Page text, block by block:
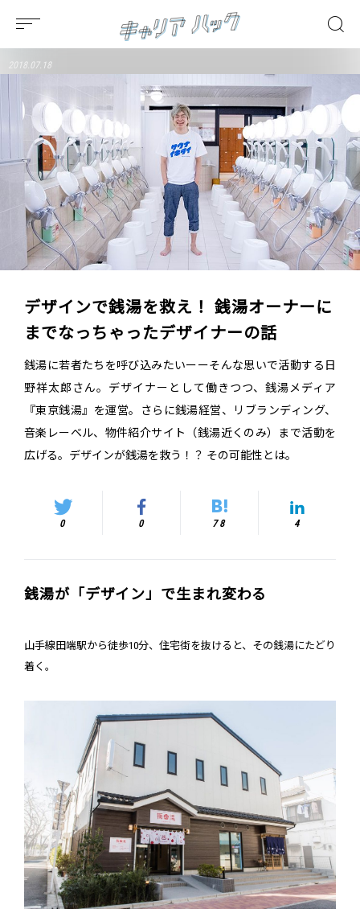
2018.07.18
デザインで銭湯を救え！ 銭湯オーナーに
までなっちゃったデザイナーの話
銭湯に若者たちを呼び込みたいーーそんな思いで活動する日
野祥太郎さん。デザイナーとして働きつつ、銭湯メディア
『東京銭湯』を運営。さらに銭湯経営、リブランディング、
音楽レーベル、物件紹介サイト（銭湯近くのみ）まで活動を
広げる。デザインが銭湯を救う！？ その可能性とは。
0 0 78 4
銭湯が「デザイン」で生まれ変わる
山手線田端駅から徒歩10分、住宅街を抜けると、その銭湯にたどり
着く。